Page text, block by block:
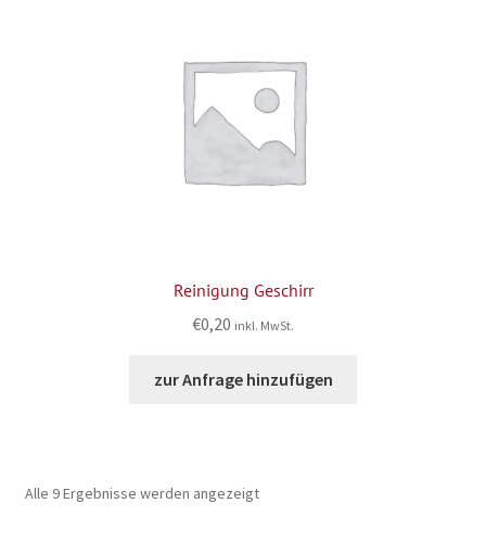
Reinigung Geschirr
€0,20 inkl. MwSt.
zur Anfrage hinzufügen
Alle 9 Ergebnisse werden angezeigt